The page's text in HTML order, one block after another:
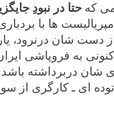
که حتا در نبودِ
ها با
از دست شان درنرود،
به فروپاشی
شان دربرداشته
ای ـ کارگری از